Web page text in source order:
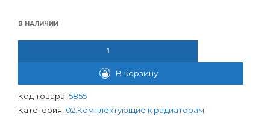
В НАЛИЧИИ
В корзину
Код товара: 5855
Категория: 02.Комплектующие к радиаторам